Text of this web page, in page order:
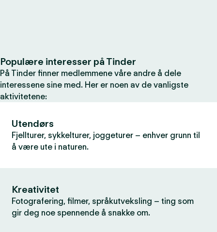
Populære interesser på Tinder
På Tinder finner medlemmene våre andre å dele
interessene sine med. Her er noen av de vanligste
aktivitetene:
Utendørs
Fjellturer, sykkelturer, joggeturer – enhver grunn til
å være ute i naturen.
Kreativitet
Fotografering, filmer, språkutveksling – ting som
gir deg noe spennende å snakke om.